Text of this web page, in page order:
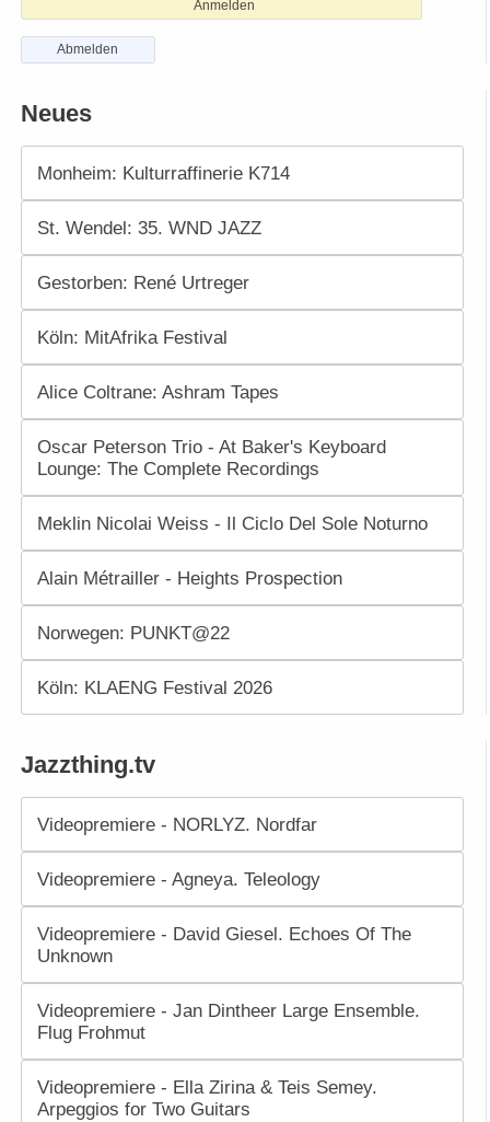
Anmelden
Abmelden
Neues
Monheim: Kulturraffinerie K714
St. Wendel: 35. WND JAZZ
Gestorben: René Urtreger
Köln: MitAfrika Festival
Alice Coltrane: Ashram Tapes
Oscar Peterson Trio - At Baker's Keyboard
Lounge: The Complete Recordings
Meklin Nicolai Weiss - Il Ciclo Del Sole Noturno
Alain Métrailler - Heights Prospection
Norwegen: PUNKT@22
Köln: KLAENG Festival 2026
Jazzthing.tv
Videopremiere - NORLYZ. Nordfar
Videopremiere - Agneya. Teleology
Videopremiere - David Giesel. Echoes Of The
Unknown
Videopremiere - Jan Dintheer Large Ensemble.
Flug Frohmut
Videopremiere - Ella Zirina & Teis Semey.
Arpeggios for Two Guitars